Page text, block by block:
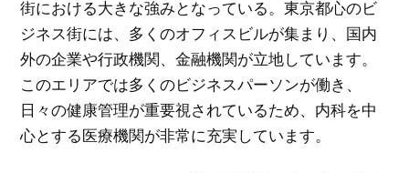
街における大きな強みとなっている。東京都心のビ
ジネス街には、多くのオフィスビルが集まり、国内
外の企業や行政機関、金融機関が立地しています。
このエリアでは多くのビジネスパーソンが働き、
日々の健康管理が重要視されているため、内科を中
心とする医療機関が非常に充実しています。